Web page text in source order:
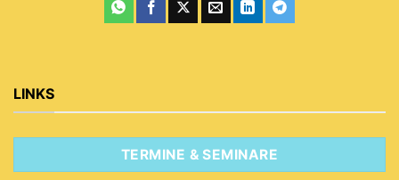
LINKS
TERMINE & SEMINARE